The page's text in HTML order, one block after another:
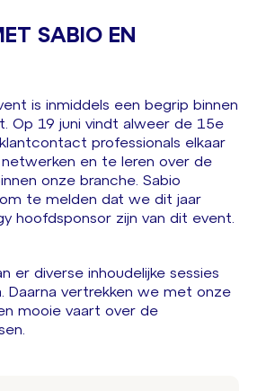
SABIO EN
is inmiddels een begrip binnen
Op 19 juni vindt alweer de 15e
professionals elkaar
en te leren over de
onze branche. Sabio
te melden dat we dit jaar
hoofdsponsor zijn van dit event.
er diverse inhoudelijke sessies
Daarna vertrekken we met onze
mooie vaart over de